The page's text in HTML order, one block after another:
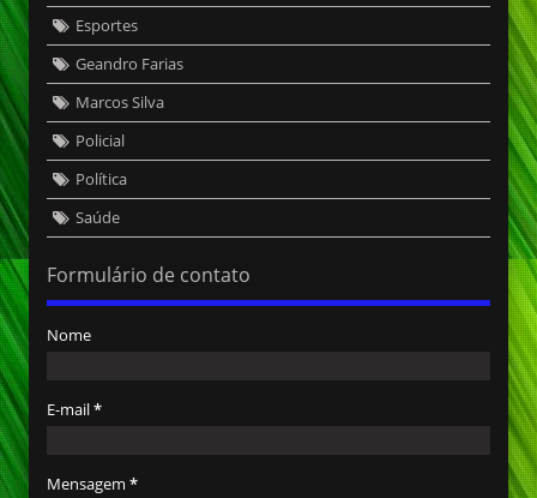
Esportes
Geandro Farias
Marcos Silva
Policial
Política
Saúde
Formulário de contato
Nome
E-mail*
Mensagem *